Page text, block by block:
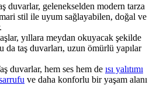
duvarlar, gelenekselden modern tarza
stil ile uyum sağlayabilen, doğal ve
yıllara meydan okuyacak şekilde
da taş duvarları, uzun ömürlü yapılar
duvarlar, hem ses hem de ısı yalıtımı
ve daha konforlu bir yaşam alanı